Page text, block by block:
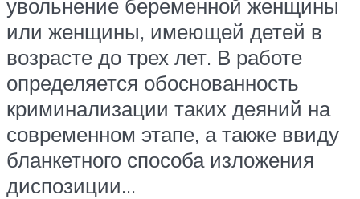
увольнение беременной женщины
или женщины, имеющей детей в
возрасте до трех лет. В работе
определяется обоснованность
криминализации таких деяний на
современном этапе, а также ввиду
бланкетного способа изложения
диспозиции…